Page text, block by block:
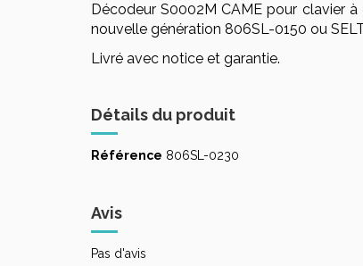
Décodeur S0002M CAME pour clavier
nouvelle génération 806SL-0150 ou
Livré avec notice et garantie.
Détails du produit
Référence 806SL-0230
Avis
Pas d'avis